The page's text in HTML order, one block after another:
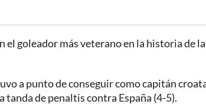
el goleador más veterano en la historia de la
a punto de conseguir como capitán
tanda de penaltis contra España (4-5).